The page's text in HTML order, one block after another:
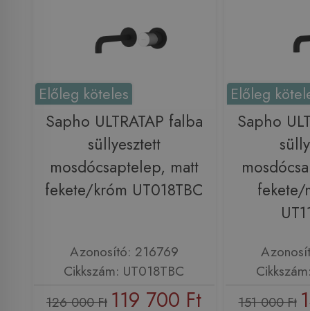
Előleg köteles
Sapho ULTRATAP falba
süllyesztett
mosdócsaptelep, matt
fekete/króm UT018TBC
Azonosító: 216769
Cikkszám: UT018TBC
126 000 Ft 119 700 Ft
Előleg
Sapho
fekete/
151 000 Ft